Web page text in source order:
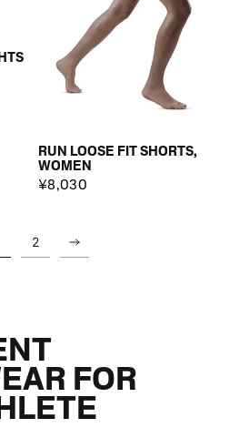
RUN LOOSE FIT SHORTS,
WOMEN
¥8,030
2
FOR